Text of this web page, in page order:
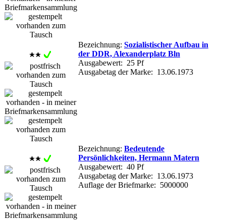
Bezeichnung: Sozialistischer Aufbau in
der DDR, Alexanderplatz Bln
Ausgabewert: 25 Pf
Ausgabetag der Marke: 13.06.1973
Bezeichnung: Bedeutende
Persönlichkeiten, Hermann Matern
Ausgabewert: 40 Pf
Ausgabetag der Marke: 13.06.1973
Auflage der Briefmarke: 5000000